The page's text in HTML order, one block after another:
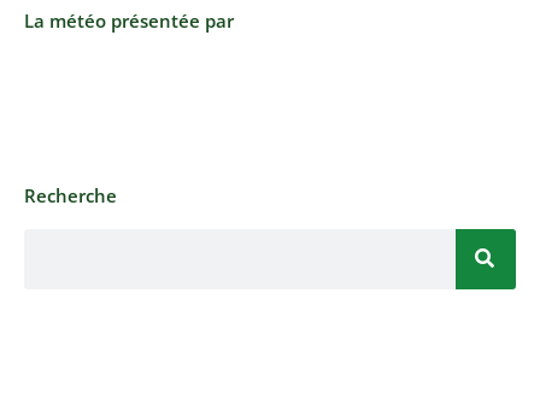
La météo présentée par
Recherche